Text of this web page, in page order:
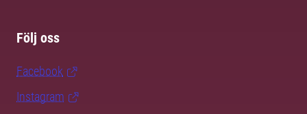
Följ oss
Facebook
Instagram